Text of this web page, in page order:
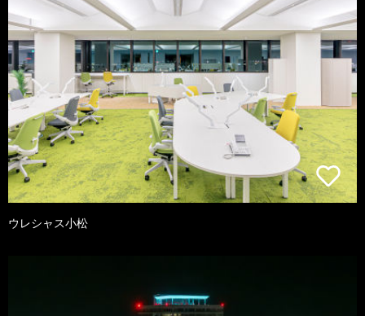
ウレシャス小松